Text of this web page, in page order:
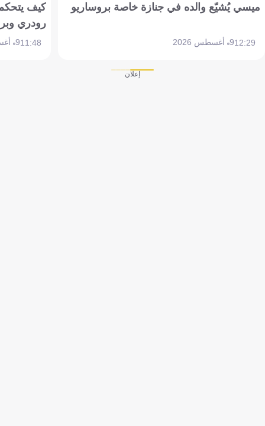
ميسي يُشيّع والده في جنازة خاصة بروساريو
12:299 أغسطس 2026
كيف
رودري
11:489 أغسطس 2026
إعلان